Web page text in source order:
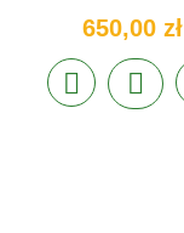
650,00 zł